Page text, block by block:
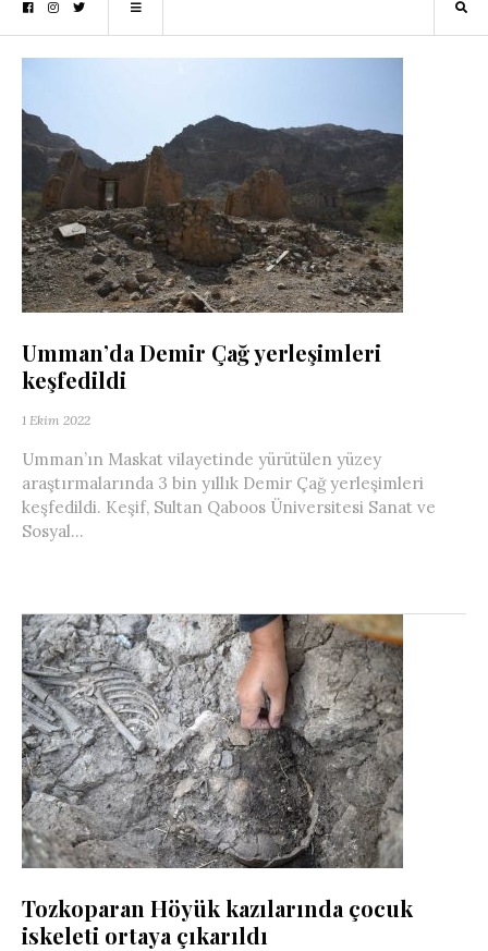
Umman’da Demir Çağ yerleşimleri
keşfedildi
1 Ekim 2022
Umman’ın Maskat vilayetinde yürütülen yüzey
araştırmalarında 3 bin yıllık Demir Çağ yerleşimleri
keşfedildi. Keşif, Sultan Qaboos Üniversitesi Sanat ve
Sosyal...
Tozkoparan Höyük kazılarında çocuk
iskeleti ortaya çıkarıldı